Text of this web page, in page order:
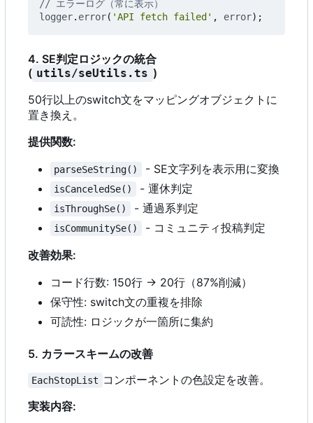
logger. error( 'API fetch failed' , error);
4. SE判定ロジックの統合
( utils/seUtils.ts )
50行以上のswitch文をマッピングオブジェクトに
置き換え。
提供関数:
parseSeString() - SE文字列を表示用に変換
isCanceledSe() - 運休判定
isThroughSe() - 通過系判定
isCommunitySe()
- コミュニティ投稿判定
改善効果:
コード行数: 150行 → 20行（87%削減）
保守性: switch文の重複を排除
可読性: ロジックが一箇所に集約
5. カラースキームの改善
EachStopList コンポーネントの色設定を改善。
実装内容: